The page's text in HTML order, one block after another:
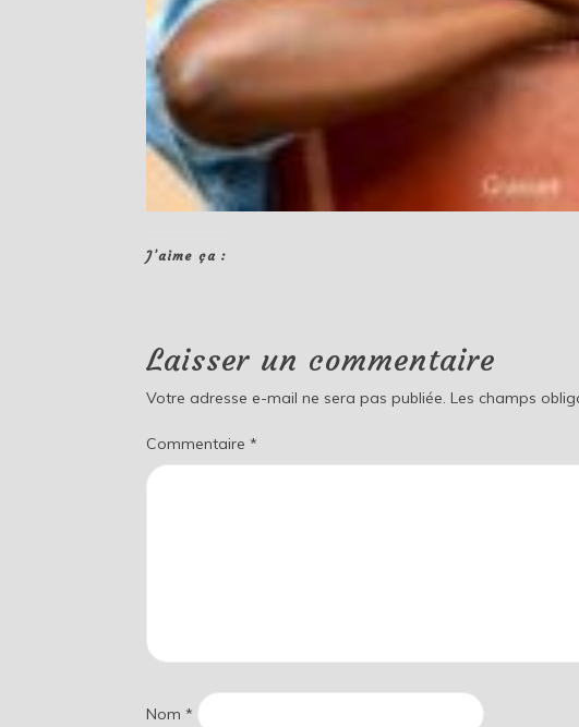
J’aime ça :
Laisser un commentaire
Votre adresse e-mail ne sera pas publiée. Les champs
Commentaire*
Nom*